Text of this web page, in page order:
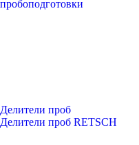
пробоподготовки
Делители проб
Делители проб RETSCH